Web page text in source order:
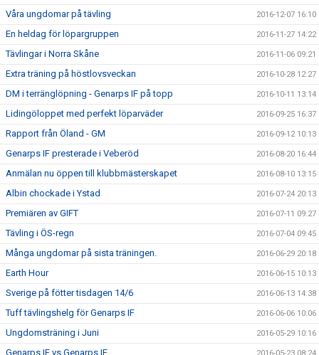
Våra ungdomar på tävling 2016-12-07 16:10
En heldag för löpargruppen 2016-11-27 14:22
Tävlingar i Norra Skåne 2016-11-06 09:21
Extra träning på höstlovsveckan 2016-10-28 12:27
DM i terränglöpning - Genarps IF på topp 2016-10-11 13:14
Lidingöloppet med perfekt löparväder 2016-09-25 16:37
Rapport från Öland - GM 2016-09-12 10:13
Genarps IF presterade i Veberöd 2016-08-20 16:44
Anmälan nu öppen till klubbmästerskapet 2016-08-10 13:15
Albin chockade i Ystad 2016-07-24 20:13
Premiären av GIFT 2016-07-11 09:27
Tävling i ÖS-regn 2016-07-04 09:45
Många ungdomar på sista träningen. 2016-06-29 20:18
Earth Hour 2016-06-15 10:13
Sverige på fötter tisdagen 14/6 2016-06-13 14:38
Tuff tävlingshelg för Genarps IF 2016-06-06 10:06
Ungdomsträning i Juni 2016-05-29 10:16
Genarps IF vs Genarps IF